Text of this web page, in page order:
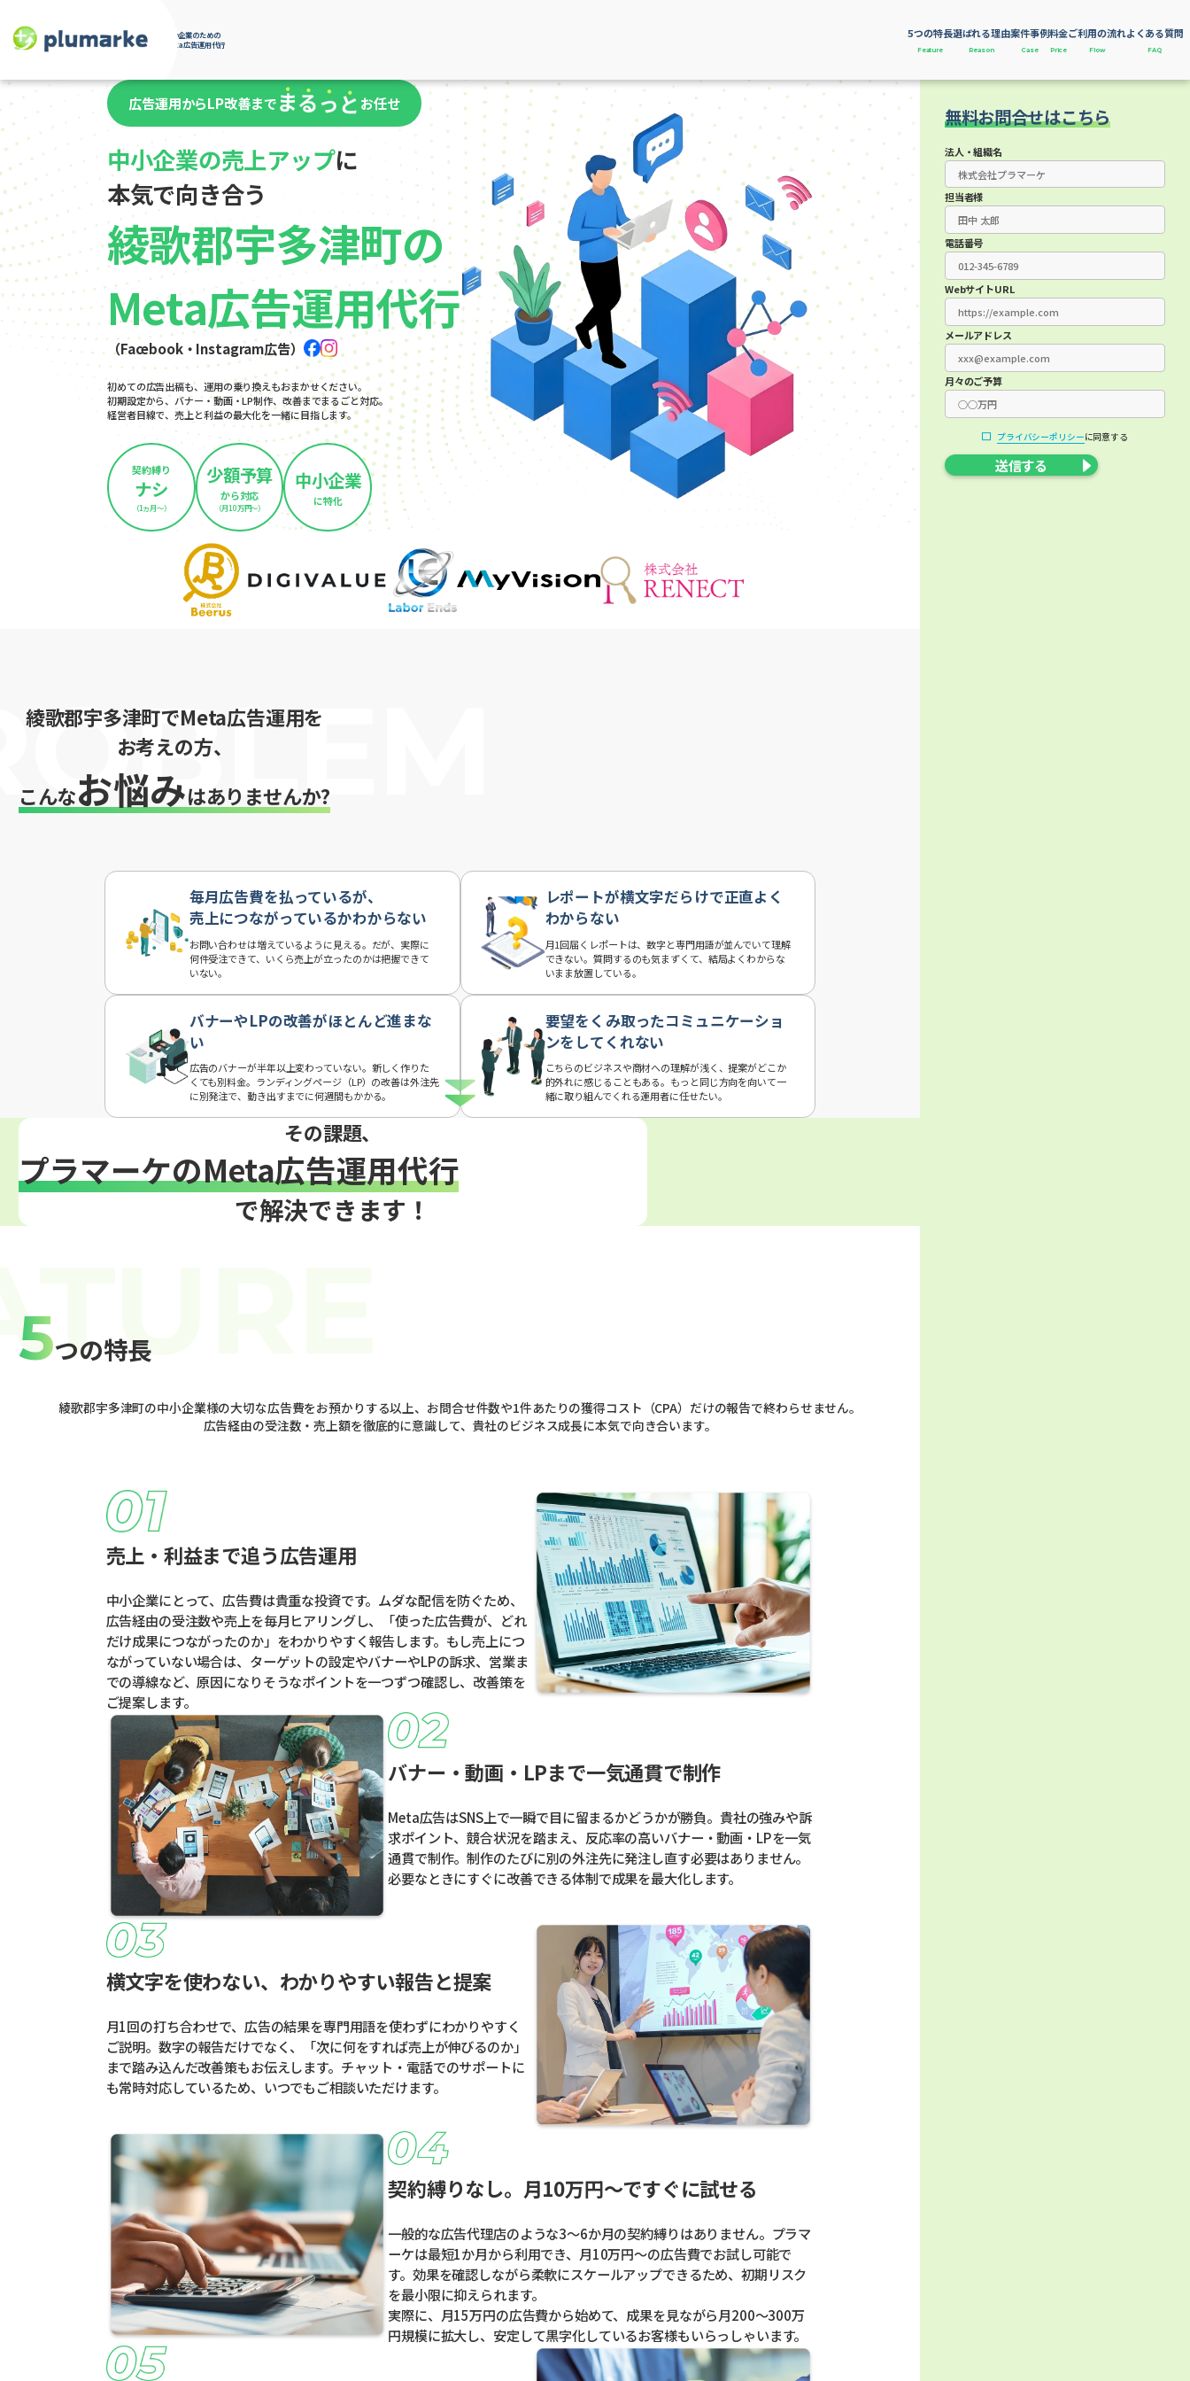
中小企業のための
Meta広告運用代行
5つの特長
Feature
選ばれる理由
Reason
案件事例
Case
料金
Price
ご利用の流れ
Flow
よくある質問
FAQ
広告運用からLP改善まで お任せ
中小企業の売上アップに
本気で向き合う
綾歌郡宇多津町の
Meta広告運用代行
（Facebook・Instagram広告）
初めての広告出稿も、運用の乗り換えもおまかせください。
初期設定から、バナー・動画・LP制作、改善までまるごと対応。
経営者目線で、売上と利益の最大化を一緒に目指します。
契約縛り
ナシ
（1ヵ月～）
少額予算
から対応
（月10万円～）
中小企業
に特化
綾歌郡宇多津町でMeta広告運用を
お考えの方、
こんなお悩みはありませんか?
毎月広告費を払っているが、
売上につながっているかわからない
お問い合わせは増えているように見える。だが、実際に
何件受注できて、いくら売上が立ったのかは把握できて
いない。
レポートが横文字だらけで正直よく
わからない
月1回届くレポートは、数字と専門用語が並んでいて理解
できない。質問するのも気まずくて、結局よくわからな
いまま放置している。
バナーやLPの改善がほとんど進まな
い
広告のバナーが半年以上変わっていない。新しく作りた
くても別料金。ランディングページ（LP）の改善は外注先
に別発注で、動き出すまでに何週間もかかる。
要望をくみ取ったコミュニケーショ
ンをしてくれない
こちらのビジネスや商材への理解が浅く、提案がどこか
的外れに感じることもある。もっと同じ方向を向いて一
緒に取り組んでくれる運用者に任せたい。
その課題、
プラマーケのMeta広告運用代行
で解決できます！
5つの特長
綾歌郡宇多津町の中小企業様の大切な広告費をお預かりする以上、お問合せ件数や1件あたりの獲得コスト（CPA）だけの報告で終わらせません。
広告経由の受注数・売上額を徹底的に意識して、貴社のビジネス成長に本気で向き合います。
売上・利益まで追う広告運用
中小企業にとって、広告費は貴重な投資です。ムダな配信を防ぐため、
広告経由の受注数や売上を毎月ヒアリングし、「使った広告費が、どれ
だけ成果につながったのか」をわかりやすく報告します。もし売上につ
ながっていない場合は、ターゲットの設定やバナーやLPの訴求、営業ま
での導線など、原因になりそうなポイントを一つずつ確認し、改善策を
ご提案します。
バナー・動画・LPまで一気通貫で制作
Meta広告はSNS上で一瞬で目に留まるかどうかが勝負。貴社の強みや訴
求ポイント、競合状況を踏まえ、反応率の高いバナー・動画・LPを一気
通貫で制作。制作のたびに別の外注先に発注し直す必要はありません。
必要なときにすぐに改善できる体制で成果を最大化します。
横文字を使わない、わかりやすい報告と提案
月1回の打ち合わせで、広告の結果を専門用語を使わずにわかりやすく
ご説明。数字の報告だけでなく、「次に何をすれば売上が伸びるのか」
まで踏み込んだ改善策もお伝えします。チャット・電話でのサポートに
も常時対応しているため、いつでもご相談いただけます。
契約縛りなし。月10万円〜ですぐに試せる
一般的な広告代理店のような3〜6か月の契約縛りはありません。プラマ
ーケは最短1か月から利用でき、月10万円〜の広告費でお試し可能で
す。効果を確認しながら柔軟にスケールアップできるため、初期リスク
を最小限に抑えられます。
実際に、月15万円の広告費から始めて、成果を見ながら月200〜300万
円規模に拡大し、安定して黒字化しているお客様もいらっしゃいます。
無料お問合せはこちら
法人・組織名
担当者様
電話番号
WebサイトURL
メールアドレス
月々のご予算
プライバシーポリシーに同意する